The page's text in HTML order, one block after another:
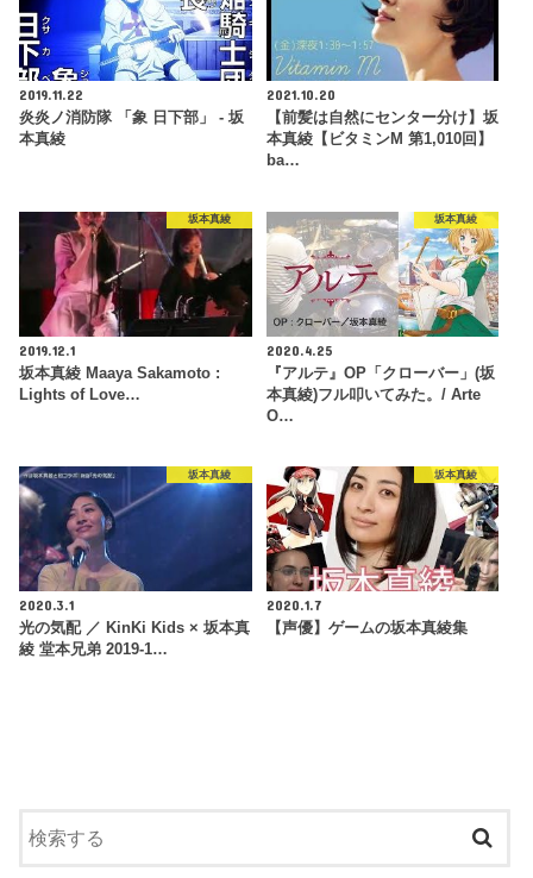
2019.11.22
炎炎ノ消防隊 「象 日下部」 - 坂
本真綾
2021.10.20
【前髪は自然にセンター分け】坂
本真綾【ビタミンM 第1,010回】
ba…
坂本真綾
2019.12.1
坂本真綾 Maaya Sakamoto :
Lights of Love…
坂本真綾
2020.4.25
『アルテ』OP「クローバー」(坂
本真綾)フル叩いてみた。/ Arte
O…
坂本真綾
2020.3.1
光の気配 ／ KinKi Kids × 坂本真
綾 堂本兄弟 2019-1…
坂本真綾
2020.1.7
【声優】ゲームの坂本真綾集